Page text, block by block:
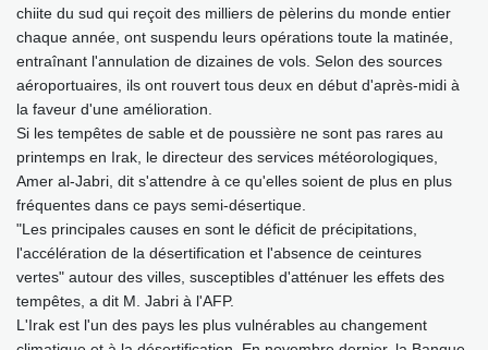
chiite du sud qui reçoit des milliers de pèlerins du monde entier
chaque année, ont suspendu leurs opérations toute la matinée,
entraînant l'annulation de dizaines de vols. Selon des sources
aéroportuaires, ils ont rouvert tous deux en début d'après-midi à
la faveur d'une amélioration.
Si les tempêtes de sable et de poussière ne sont pas rares au
printemps en Irak, le directeur des services météorologiques,
Amer al-Jabri, dit s'attendre à ce qu'elles soient de plus en plus
fréquentes dans ce pays semi-désertique.
"Les principales causes en sont le déficit de précipitations,
l'accélération de la désertification et l'absence de ceintures
vertes" autour des villes, susceptibles d'atténuer les effets des
tempêtes, a dit M. Jabri à l'AFP.
L'Irak est l'un des pays les plus vulnérables au changement